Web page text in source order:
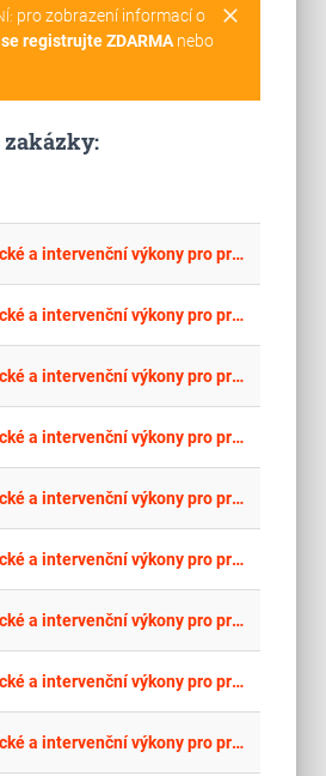
clear
pro zobrazení informací o
se registrujte ZDARMAnebo
zakázky:
SZM na diagnostické a intervenční výkony pro pracoviště interveční radiologie - část 15: Periferní stent 4
SZM na diagnostické a intervenční výkony pro pracoviště interveční radiologie - část 14: Periferní stent 3
SZM na diagnostické a intervenční výkony pro pracoviště interveční radiologie - část 13: Periferní stent 2
SZM na diagnostické a intervenční výkony pro pracoviště interveční radiologie - část 12: Periferní stent 1
SZM na diagnostické a intervenční výkony pro pracoviště interveční radiologie - část 11: Balónkový katétr 11
SZM na diagnostické a intervenční výkony pro pracoviště interveční radiologie - část 10: Balónkový katétr 10
SZM na diagnostické a intervenční výkony pro pracoviště interveční radiologie - část 9: Balónkový katétr 9
SZM na diagnostické a intervenční výkony pro pracoviště interveční radiologie - část 8: Balónkový katétr 8
SZM na diagnostické a intervenční výkony pro pracoviště interveční radiologie - část 7: Balónkový katétr 7